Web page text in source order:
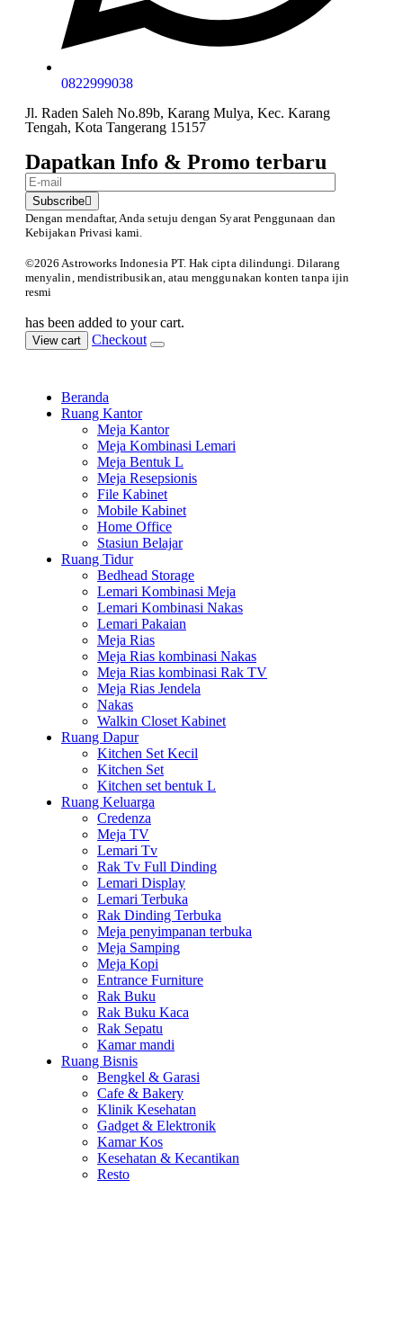
0822999038
Jl. Raden Saleh No.89b, Karang Mulya, Kec. Karang
Tengah, Kota Tangerang 15157
Dapatkan Info & Promo terbaru
Subscribe
Dengan mendaftar, Anda setuju dengan Syarat Penggunaan dan
Kebijakan Privasi kami.
©️2026 Astroworks Indonesia PT. Hak cipta dilindungi. Dilarang
menyalin, mendistribusikan, atau menggunakan konten tanpa ijin
resmi
has been added to your cart.
View cart Checkout
Beranda
Ruang Kantor
Meja Kantor
Meja Kombinasi Lemari
Meja Bentuk L
Meja Resepsionis
File Kabinet
Mobile Kabinet
Home Office
Stasiun Belajar
Ruang Tidur
Bedhead Storage
Lemari Kombinasi Meja
Lemari Kombinasi Nakas
Lemari Pakaian
Meja Rias
Meja Rias kombinasi Nakas
Meja Rias kombinasi Rak TV
Meja Rias Jendela
Nakas
Walkin Closet Kabinet
Ruang Dapur
Kitchen Set Kecil
Kitchen Set
Kitchen set bentuk L
Ruang Keluarga
Credenza
Meja TV
Lemari Tv
Rak Tv Full Dinding
Lemari Display
Lemari Terbuka
Rak Dinding Terbuka
Meja penyimpanan terbuka
Meja Samping
Meja Kopi
Entrance Furniture
Rak Buku
Rak Buku Kaca
Rak Sepatu
Kamar mandi
Ruang Bisnis
Bengkel & Garasi
Cafe & Bakery
Klinik Kesehatan
Gadget & Elektronik
Kamar Kos
Kesehatan & Kecantikan
Resto